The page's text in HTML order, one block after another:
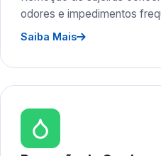
odores e impedimentos
Saiba Mais